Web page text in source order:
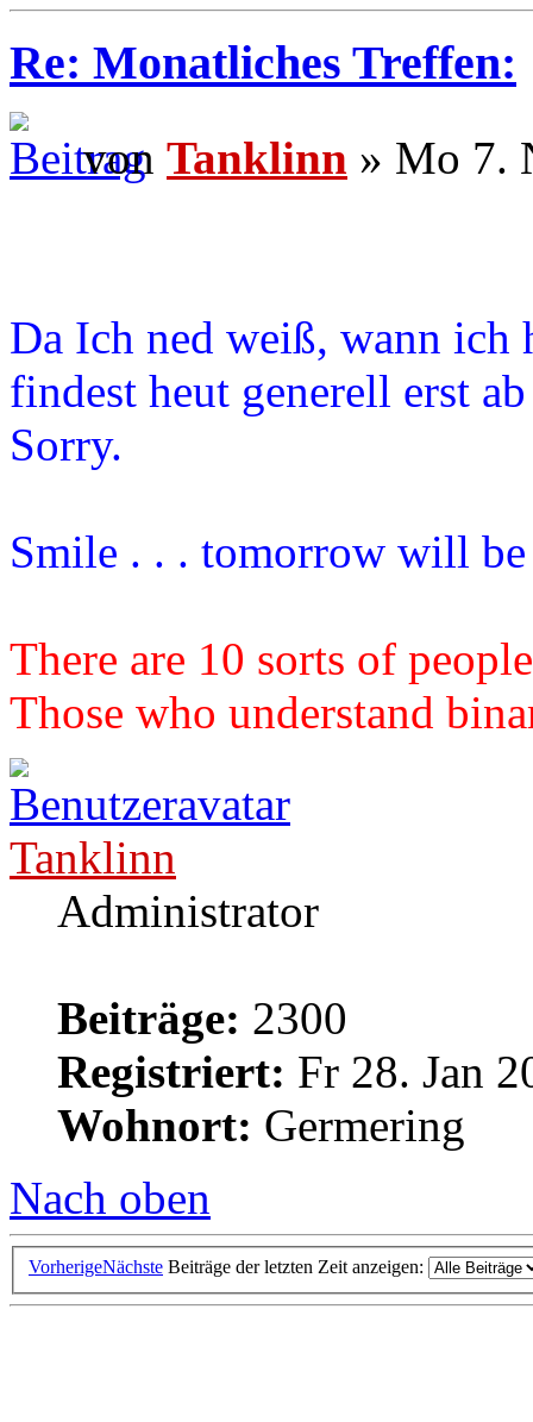
Re: Monatliches Treffen:
von Tanklinn » Mo 7.
Da Ich ned weiß, wann ich
findest heut generell erst
Sorry.
Smile . . . tomorrow will
There are 10 sorts of
Those who understand
Tanklinn
Administrator
Beiträge: 2300
Registriert: Fr 28. Jan
Wohnort: Germering
Nach oben
VorherigeNächste Beiträge der letzten Zeit anzeigen: